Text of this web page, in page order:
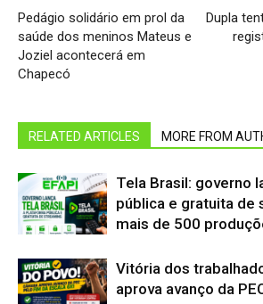
Pedágio solidário em prol da
saúde dos meninos Mateus e
Joziel acontecerá em
Chapecó
Dupla
RELATED ARTICLES MORE FROM
Tela Brasil: governo
pública e gratuita de
mais de 500
Vitória dos
aprova avanço da